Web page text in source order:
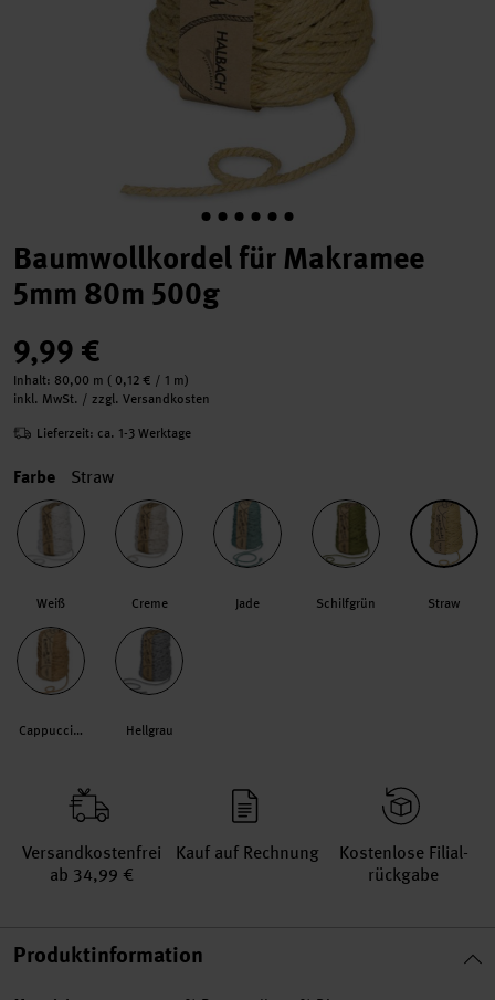
Baumwollkordel für Makramee
5mm 80m 500g
9,99 €
Inhalt: 80,00 m ( 0,12 € / 1 m)
inkl. MwSt. / zzgl. Versandkosten
Lieferzeit: ca. 1-3 Werktage
Farbe Straw
Weiß Creme Jade Schilfgrün Straw
Cappuccino Hellgrau
Versand­kosten­frei
ab 34,99 €
Kauf auf Rechnung
Kosten­lose Filial­
rückgabe
Produktinformation